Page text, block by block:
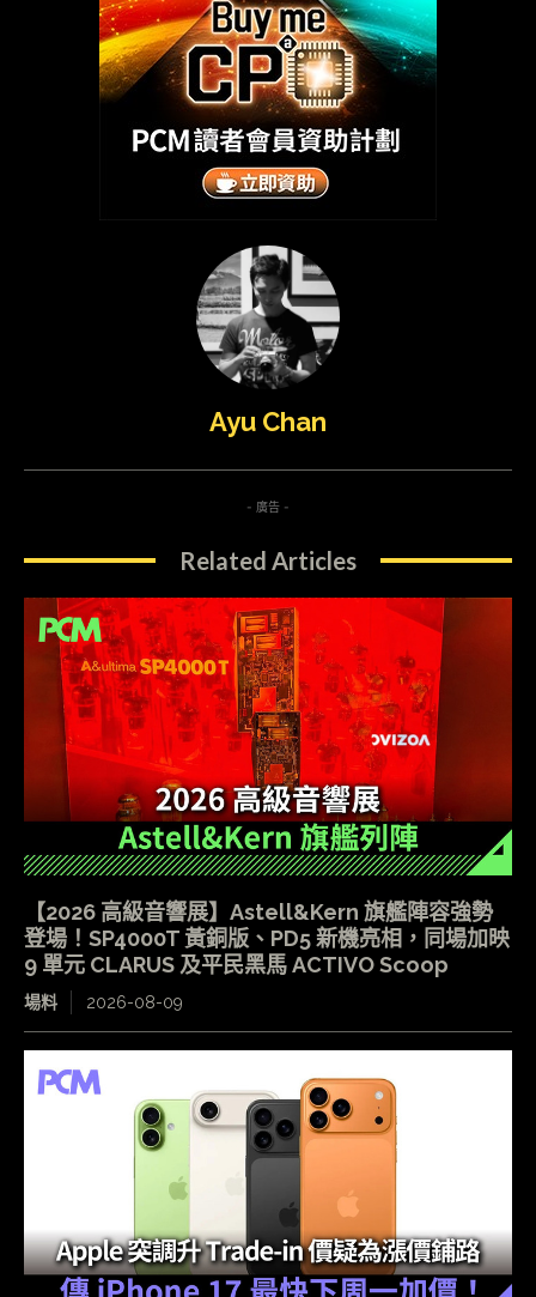
Ayu Chan
- 廣告 -
Related Articles
【2026 高級音響展】Astell&Kern 旗艦陣容強勢
登場！SP4000T 黃銅版、PD5 新機亮相，同場加映
9 單元 CLARUS 及平民黑馬 ACTIVO Scoop
場料 2026-08-09